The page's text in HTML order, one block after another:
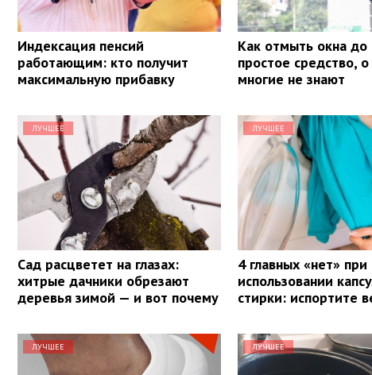
Индексация пенсий
работающим: кто получит
максимальную прибавку
Как отмыть окна до
простое средство,
многие не знают
ЛУЧШЕЕ
Сад расцветет на глазах:
хитрые дачники обрезают
деревья зимой — и вот почему
ЛУЧШЕЕ
4 главных «нет» при
использовании
стирки: испортите
ЛУЧШЕЕ ЛУЧШЕЕ